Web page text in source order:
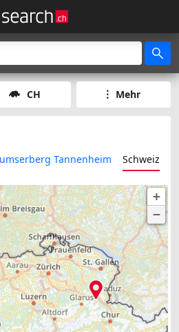
CH Mehr
Tannenheim Schweiz
+
−